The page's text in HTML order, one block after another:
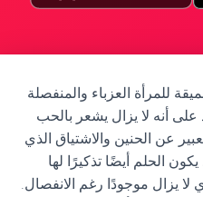
للمرأة العزباء والمنفصلة
أنه لا يزال يشعر بالحب
عن الحنين والاشتياق الذي
الحلم أيضًا تذكيرًا لها
لا يزال موجودًا رغم الانفصال.